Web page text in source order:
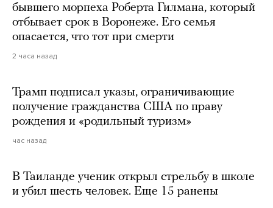
бывшего морпеха Роберта Гилмана, который
отбывает срок в Воронеже. Его семья
опасается, что тот при смерти
2 часа назад
Трамп подписал указы, ограничивающие
получение гражданства США по праву
рождения и «родильный туризм»
час назад
В Таиланде ученик открыл стрельбу в школе
и убил шесть человек. Еще 15 ранены